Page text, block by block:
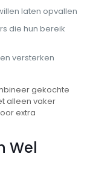
laten opvallen
die hun bereik
versterken
gekochte
alleen vaker
extra
Wel